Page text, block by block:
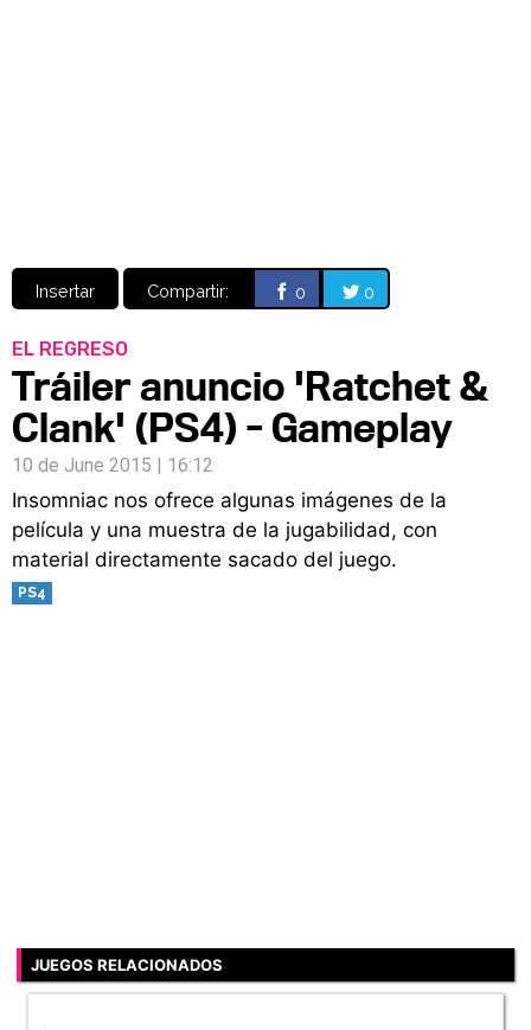
Insertar Compartir: 0 0
EL REGRESO
Tráiler anuncio 'Ratchet &
Clank' (PS4) - Gameplay
10 de June 2015 | 16:12
Insomniac nos ofrece algunas imágenes de la
película y una muestra de la jugabilidad, con
material directamente sacado del juego.
PS4
JUEGOS RELACIONADOS